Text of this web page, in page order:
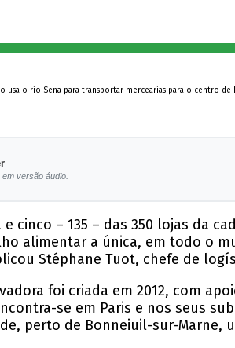
versão áudio.
cinco – 135 – das 350 lojas da
alimentar a única, em todo o
Stéphane Tuot, chefe de
foi criada em 2012, com
se em Paris e nos seus
perto de Bonneiuil-sur-Marne,